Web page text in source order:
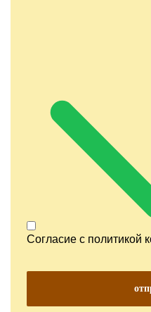
Согласие с политикой